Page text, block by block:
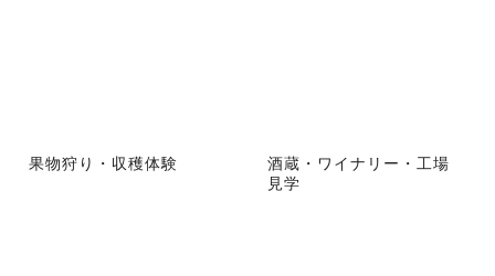
果物狩り・収穫体験
酒蔵・ワイナリー・工場
見学